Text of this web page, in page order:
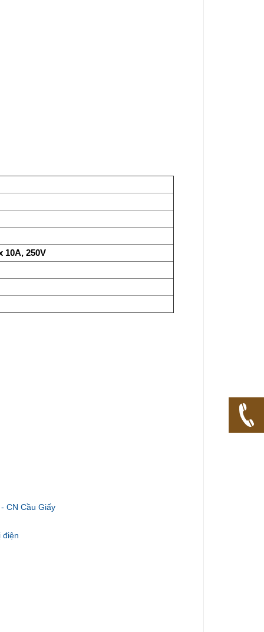
10A, 250V
CN Cầu Giấy
điện